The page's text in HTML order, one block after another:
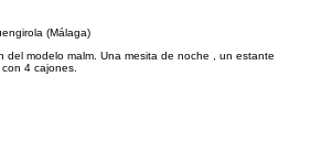
(Málaga)
del modelo malm. Una mesita de noche , un estante
4 cajones.